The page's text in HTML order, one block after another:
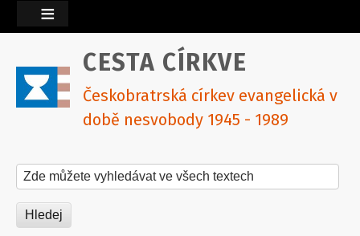
CESTA CÍRKVE
Českobratrská církev evangelická v
době nesvobody 1945 - 1989
Hledat na tomto webu